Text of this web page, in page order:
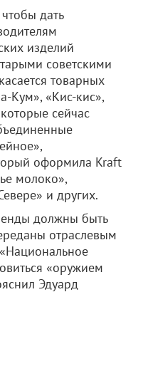
дать
изделий
советскими
товарных
Кум», «Кис-кис»,
сейчас
оформила Kraft
молоко»,
и других.
должны быть
отраслевым
«оружием
Эдуард